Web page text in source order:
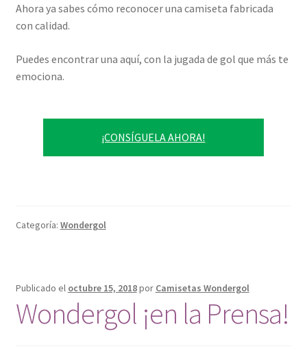
Ahora ya sabes cómo reconocer una camiseta fabricada
con calidad.
Puedes encontrar una aquí, con la jugada de gol que más te
emociona.
¡CONSÍGUELA AHORA!
Categoría: Wondergol
Publicado el octubre 15, 2018por Camisetas Wondergol
Wondergol ¡en la Prensa!